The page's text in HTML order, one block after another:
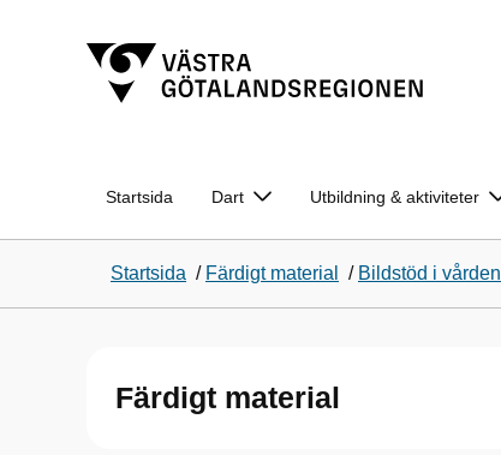
Startsida Dart Utbildning & aktiviteter
Startsida / Färdigt material / Bildstöd i vården
Färdigt material